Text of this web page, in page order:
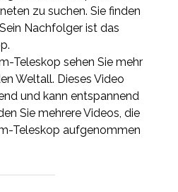
zu suchen. Sie finden
Nachfolger ist das
Teleskop sehen Sie mehr
Weltall. Dieses Video
und kann entspannend
Sie mehrere Videos, die
Teleskop aufgenommen